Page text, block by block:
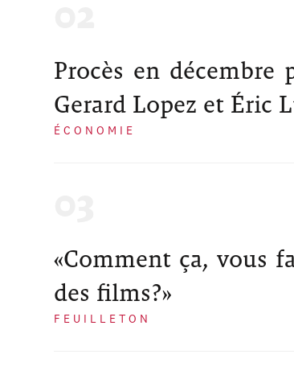
Procès en décembre
Gerard Lopez et Éric
ÉCONOMIE
«Comment ça, vous
des films?»
FEUILLETON